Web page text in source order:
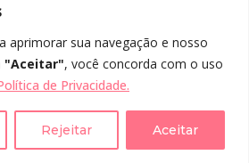
receber comunicações.
dados, eu concordo com a
a Newsletter
para oferecer melhor
em nosso site e
aprimorar sua navegação e nosso
"Aceitar", você concorda com o uso
de Privacidade.
Rejeitar Aceitar
os direitos reservados.